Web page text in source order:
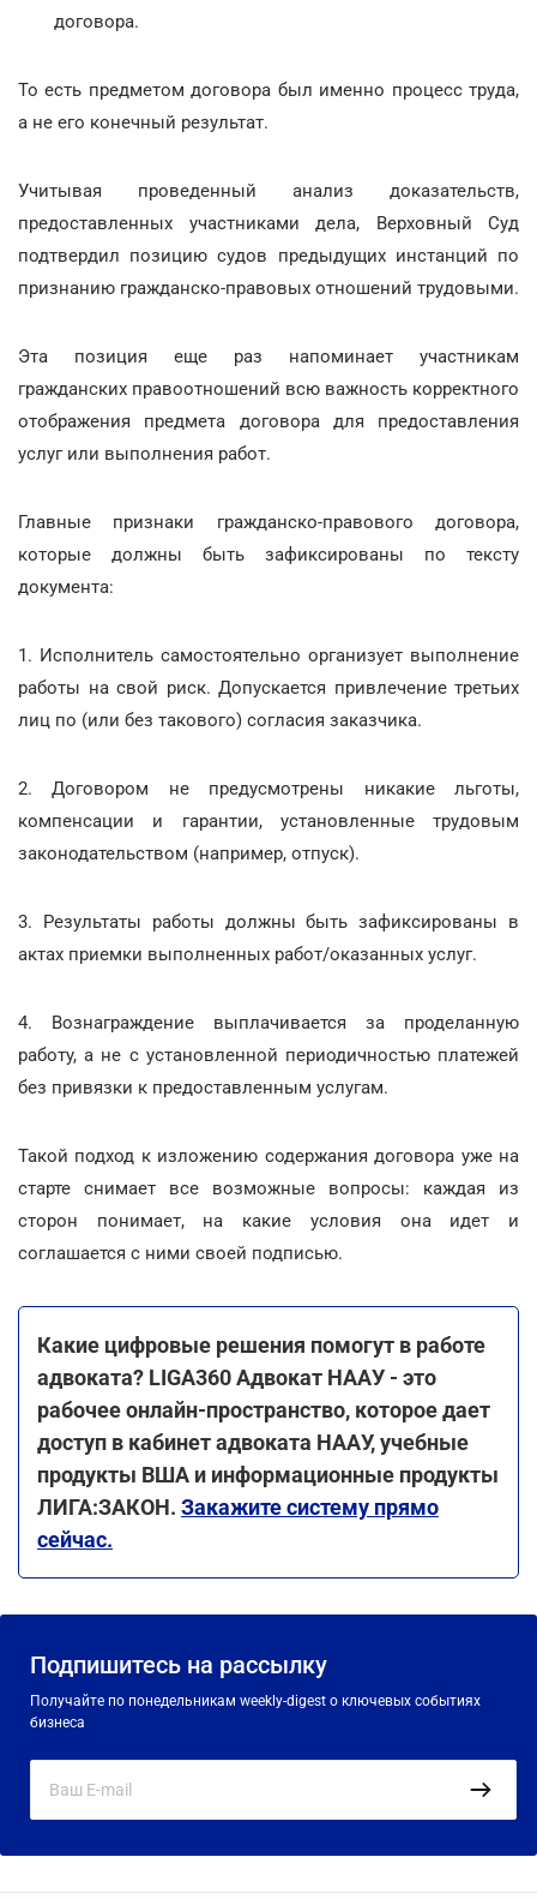
договора.
То есть предметом договора был именно процесс труда,
а не его конечный результат.
Учитывая проведенный анализ доказательств,
предоставленных участниками дела, Верховный Суд
подтвердил позицию судов предыдущих инстанций по
признанию гражданско-правовых отношений трудовыми.
Эта позиция еще раз напоминает участникам
гражданских правоотношений всю важность корректного
отображения предмета договора для предоставления
услуг или выполнения работ.
Главные признаки гражданско-правового договора,
которые должны быть зафиксированы по тексту
документа:
1. Исполнитель самостоятельно организует выполнение
работы на свой риск. Допускается привлечение третьих
лиц по (или без такового) согласия заказчика.
2. Договором не предусмотрены никакие льготы,
компенсации и гарантии, установленные трудовым
законодательством (например, отпуск).
3. Результаты работы должны быть зафиксированы в
актах приемки выполненных работ/оказанных услуг.
4. Вознаграждение выплачивается за проделанную
работу, а не с установленной периодичностью платежей
без привязки к предоставленным услугам.
Такой подход к изложению содержания договора уже на
старте снимает все возможные вопросы: каждая из
сторон понимает, на какие условия она идет и
соглашается с ними своей подписью.
Какие цифровые решения помогут в работе
адвоката? LIGA360 Адвокат НААУ - это
рабочее онлайн-пространство, которое дает
доступ в кабинет адвоката НААУ, учебные
продукты ВША и информационные продукты
ЛИГА:ЗАКОН. Закажите систему прямо
сейчас.
Подпишитесь на рассылку
Получайте по понедельникам weekly-digest о ключевых событиях
бизнеса